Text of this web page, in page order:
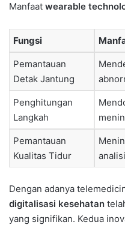
Manfaat wearable
Fungsi
Pemantauan
Detak Jantung
Penghitungan
Langkah
Pemantauan
Kualitas Tidur
Dengan adanya
digitalisasi kesehatan
yang signifikan. Kedua